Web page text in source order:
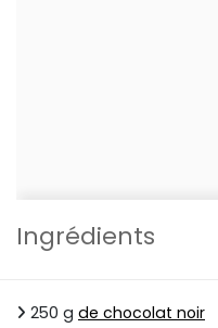
Ingrédients
250 g de chocolat noir